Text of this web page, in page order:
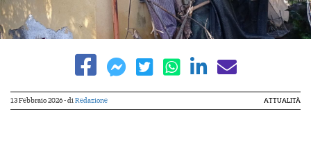
13 Febbraio 2026- di Redazione ATTUALITÀ